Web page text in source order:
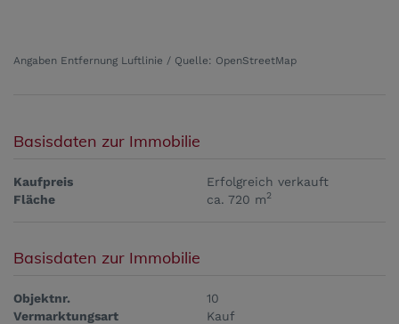
Angaben Entfernung Luftlinie / Quelle: OpenStreetMap
Basisdaten zur Immobilie
Kaufpreis
Erfolgreich verkauft
Fläche
ca. 720 m2
Basisdaten zur Immobilie
Objektnr.
10
Vermarktungsart
Kauf